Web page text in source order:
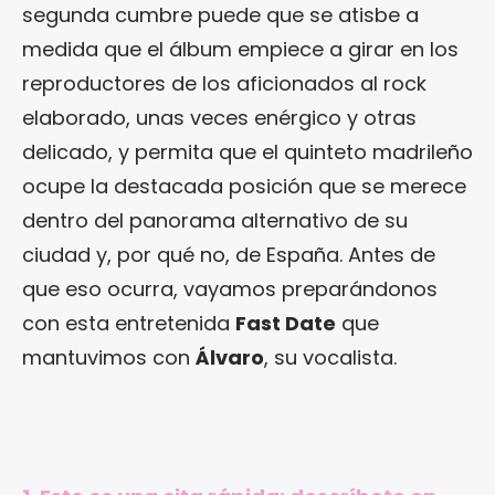
segunda cumbre puede que se atisbe a
medida que el álbum empiece a girar en los
reproductores de los aficionados al rock
elaborado, unas veces enérgico y otras
delicado, y permita que el quinteto madrileño
ocupe la destacada posición que se merece
dentro del panorama alternativo de su
ciudad y, por qué no, de España. Antes de
que eso ocurra, vayamos preparándonos
con esta entretenida Fast Date que
mantuvimos con Álvaro, su vocalista.